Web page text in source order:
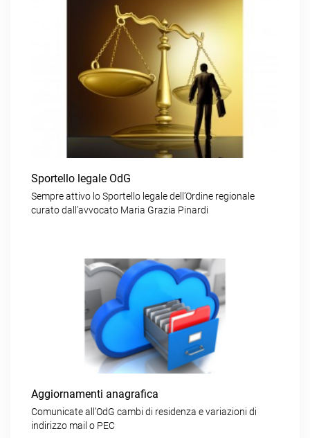
Sportello legale OdG
Sempre attivo lo Sportello legale dell’Ordine regionale
curato dall’avvocato Maria Grazia Pinardi
Aggiornamenti anagrafica
Comunicate all’OdG cambi di residenza e variazioni di
indirizzo mail o PEC